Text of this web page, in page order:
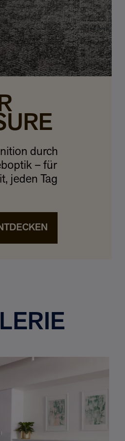
durch
– für
jeden Tag